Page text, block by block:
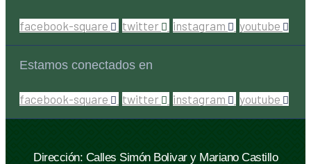
facebook-square twitter instagram youtube
Estamos conectados en
facebook-square twitter instagram youtube
Dirección: Calles Simón Bolivar y Mariano Castillo